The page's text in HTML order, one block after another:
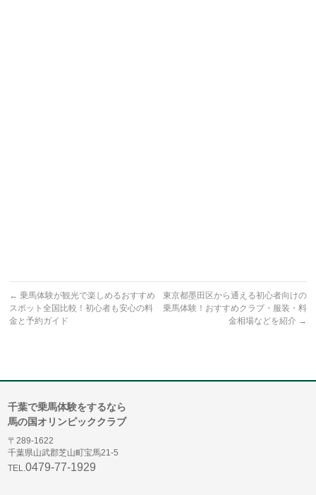
← 乗馬体験が観光で楽しめるおすすめ
スポット全国比較！初心者も安心の料
金と予約ガイド
東京都墨田区から通える初心者向けの
乗馬体験！おすすめクラブ・服装・料
金相場などを紹介 →
千葉で乗馬体験をするなら
馬の国オリンピッククラブ
〒289-1622
千葉県山武郡芝山町宝馬21-5
TEL.0479-77-1929